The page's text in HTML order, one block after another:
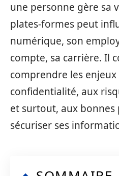
une personne gère sa
plates-formes peut
numérique, son
compte, sa carrière. Il
comprendre les enjeux
confidentialité, aux
et surtout, aux
sécuriser ses